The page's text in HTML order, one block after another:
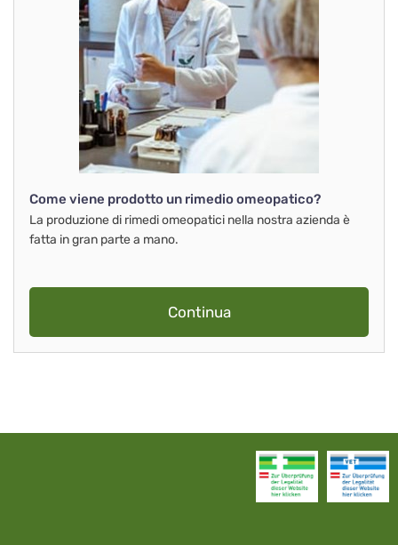
Come viene prodotto un rimedio omeopatico?
La produzione di rimedi omeopatici nella nostra azienda è
fatta in gran parte a mano.
Continua